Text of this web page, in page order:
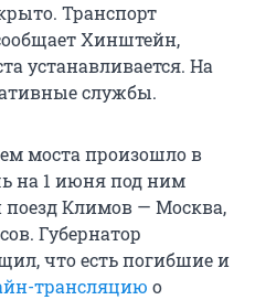
Транспорт
Хинштейн,
устанавливается. На
службы.
моста произошло в
на 1 июня под ним
Климов — Москва,
Губернатор
что есть погибшие и
трансляцию о